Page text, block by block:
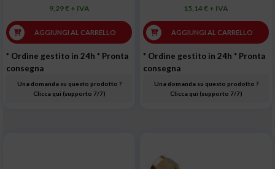
9,29 € + IVA
AGGIUNGI AL CARRELLO
* Ordine gestito in 24h * Pronta
consegna
Una domanda su questo prodotto ?
Clicca qui (supporto 7/7)
15,14 € + IVA
AGGIUNGI AL CARRELLO
* Ordine gestito in 24h * Pronta
consegna
Una domanda su questo prodotto ?
Clicca qui (supporto 7/7)